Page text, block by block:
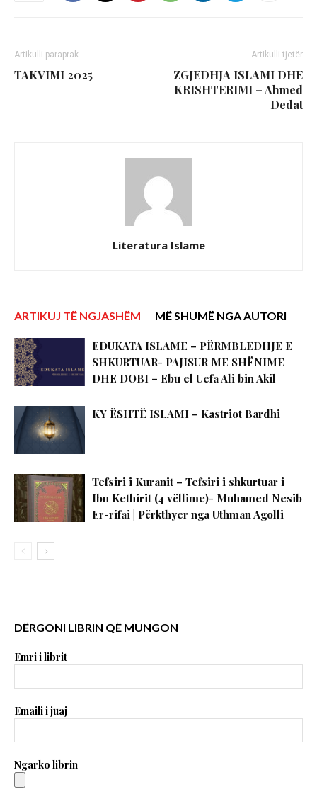
Artikulli paraprak
TAKVIMI 2025
Artikulli tjetër
ZGJEDHJA ISLAMI DHE
KRISHTERIMI – Ahmed
Dedat
Literatura Islame
ARTIKUJ TË NGJASHËM MË SHUMË NGA AUTORI
EDUKATA ISLAME – PËRMBLEDHJE E
SHKURTUAR- PAJISUR ME SHËNIME
DHE DOBI – Ebu el Uefa Ali bin Akil
KY ËSHTË ISLAMI – Kastriot Bardhi
Tefsiri i Kuranit – Tefsiri i shkurtuar i
Ibn Kethirit (4 vëllime)- Muhamed Nesib
Er-rifai | Përkthyer nga Uthman Agolli
DËRGONI LIBRIN QË MUNGON
Emri i librit
Emaili i juaj
Ngarko librin